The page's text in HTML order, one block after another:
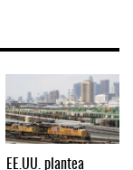
EE.UU. plantea